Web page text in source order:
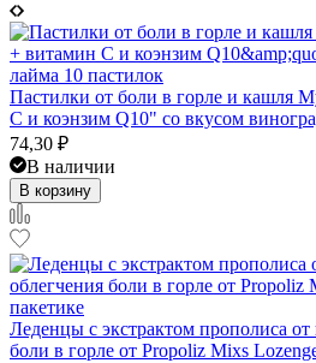
Пастилки от боли в горле и кашля
С и коэнзим Q10" со вкусом
74,30 ₽
В наличии
В корзину
Леденцы с экстрактом прополиса
боли в горле от Propoliz Mixs